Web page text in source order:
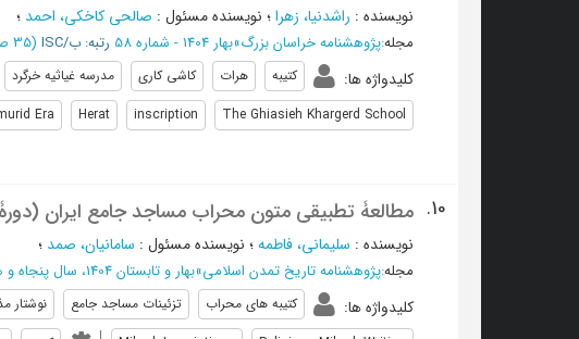
نویسنده : راشدنیا، زهرا؛ نویسنده مسئول : صالحی کاخکی، احمد ؛
مجله:پژوهشنامه خراسان بزرگ»بهار 1404 - شماره 58 رتبه: ب/ISC (‎35 صفحه -
کلیدواژه ها: کتیبه هرات کاشی کاری مدرسه غیاثیه خرگرد
The Ghiasieh Khargerd School
inscription
Herat
Era
10. مطالعۀ تطبیقی متون محراب مساجد جامع ایران (دورۀ
نویسنده : سلیمانی، فاطمه؛ نویسنده مسئول : سامانیان، صمد ؛
مجله:پژوهشنامه تاریخ تمدن اسلامی»بهار و تابستان 1404، سال پنجاه و هشتم - شماره 1
کلیدواژه ها: کتیبه های محراب تزئینات مساجد جامع نوشتار